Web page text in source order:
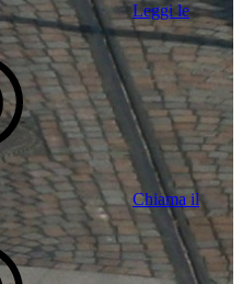
Leggi le
Chiama il